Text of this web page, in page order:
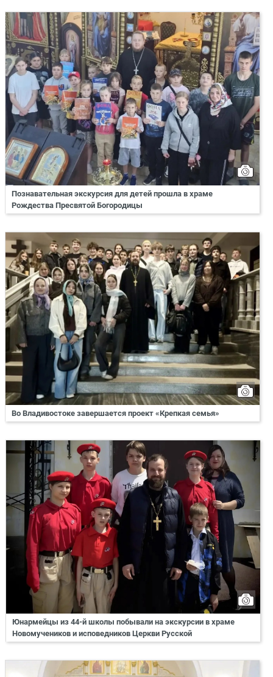
Познавательная экскурсия для детей прошла в храме
Рождества Пресвятой Богородицы
Во Владивостоке завершается проект «Крепкая семья»
Юнармейцы из 44-й школы побывали на экскурсии в храме
Новомучеников и исповедников Церкви Русской